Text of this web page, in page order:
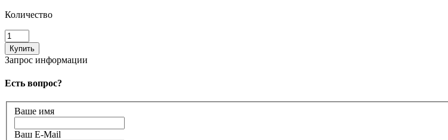
Количество
Запрос информации
Есть вопрос?
Ваше имя
Ваш E-Mail